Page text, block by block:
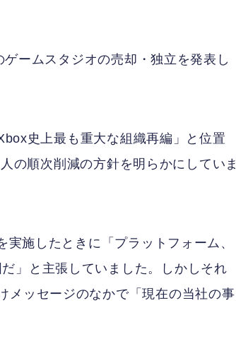
ームスタジオの売却・独立を発表し
史上最も重大な組織再編」と位置
の順次削減の方針を明らかにしていま
施したときに「プラットフォーム、
」と主張していました。しかしそれ
メッセージのなかで「現在の当社の事